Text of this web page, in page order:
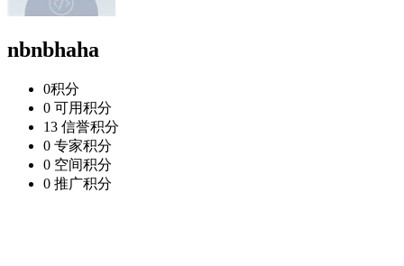
nbnbhaha
0积分
0 可用积分
13 信誉积分
0 专家积分
0 空间积分
0 推广积分